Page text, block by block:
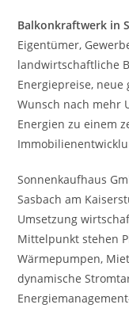
Balkonkraftwerk in
Eigentümer,
landwirtschaftliche
Energiepreise,
Wunsch nach mehr
Energien zu einem
Sonnenkaufhaus
Sasbach am
Umsetzung
Mittelpunkt stehen
Wärmepumpen,
dynamische